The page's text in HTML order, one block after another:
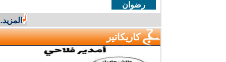
رضوان
المزيد...
كاريكاتير